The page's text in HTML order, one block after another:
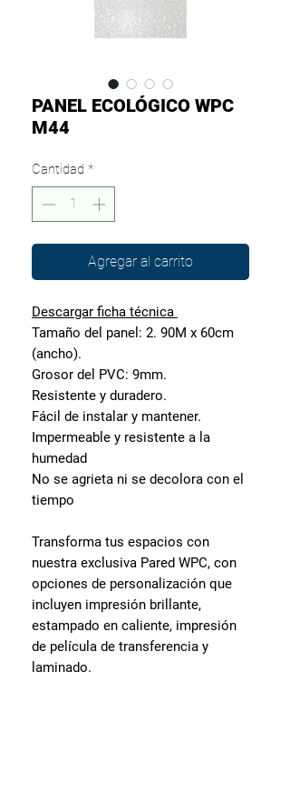
PANEL ECOLÓGICO WPC
M44
Cantidad *
Agregar al carrito
Descargar ficha técnica
Tamaño del panel: 2. 90M x 60cm
(ancho).
Grosor del PVC: 9mm.
Resistente y duradero.
Fácil de instalar y mantener.
Impermeable y resistente a la
humedad
No se agrieta ni se decolora con el
tiempo
Transforma tus espacios con
nuestra exclusiva Pared WPC, con
opciones de personalización que
incluyen impresión brillante,
estampado en caliente, impresión
de película de transferencia y
laminado.